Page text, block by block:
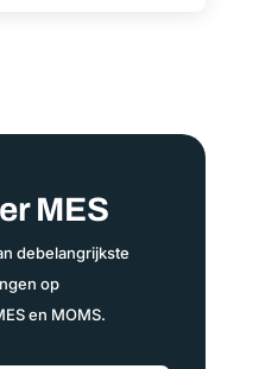
MES
debelangrijkste
op
en MOMS.